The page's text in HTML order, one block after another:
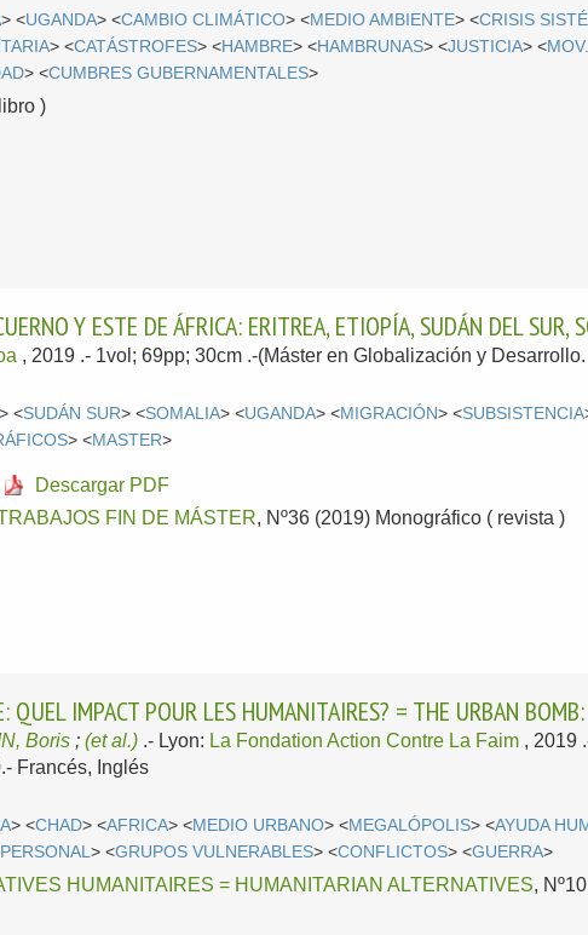
> <UGANDA> <CAMBIO CLIMÁTICO> <MEDIO AMBIENTE> <CRISIS
> <CATÁSTROFES> <HAMBRE> <HAMBRUNAS> <JUSTICIA> <
> <CUMBRES GUBERNAMENTALES>
)
Y ESTE DE ÁFRICA: ERITREA, ETIOPÍA, SUDÁN DEL SUR,
, 2019 .- 1vol; 69pp; 30cm .-(Máster en Globalización y
> <SUDÁN SUR> <SOMALIA> <UGANDA> <MIGRACIÓN> <SUBSISTENCIA
> <MASTER>
Descargar PDF
FIN DE MÁSTER, Nº36 (2019) Monográfico ( revista )
QUEL IMPACT POUR LES HUMANITAIRES? = THE URBAN
Boris ;(et al.) .- Lyon: La Fondation Action Contre La Faim , 2019
Francés, Inglés
> <CHAD> <AFRICA> <MEDIO URBANO> <MEGALÓPOLIS> <AYUDA
PERSONAL> <GRUPOS VULNERABLES> <CONFLICTOS> <GUERRA>
HUMANITAIRES = HUMANITARIAN ALTERNATIVES,